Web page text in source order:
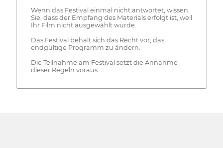
Wenn das Festival einmal nicht antwortet, wissen
Sie, dass der Empfang des Materials erfolgt ist, weil
Ihr Film nicht ausgewählt wurde.
Das Festival behält sich das Recht vor, das
endgültige Programm zu ändern.
Die Teilnahme am Festival setzt die Annahme
dieser Regeln voraus.